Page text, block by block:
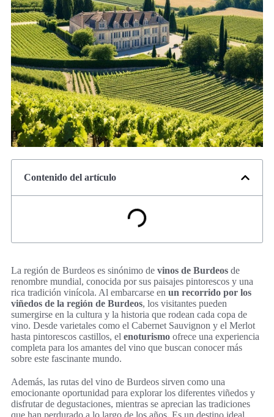
Contenido del artículo
La región de Burdeos es sinónimo de vinos de Burdeos de
renombre mundial, conocida por sus paisajes pintorescos y una
rica tradición vinícola. Al embarcarse en un recorrido por los
viñedos de la región de Burdeos, los visitantes pueden
sumergirse en la cultura y la historia que rodean cada copa de
vino. Desde varietales como el Cabernet Sauvignon y el Merlot
hasta pintorescos castillos, el enoturismo ofrece una experiencia
completa para los amantes del vino que buscan conocer más
sobre este fascinante mundo.
Además, las rutas del vino de Burdeos sirven como una
emocionante oportunidad para explorar los diferentes viñedos y
disfrutar de degustaciones, mientras se aprecian las tradiciones